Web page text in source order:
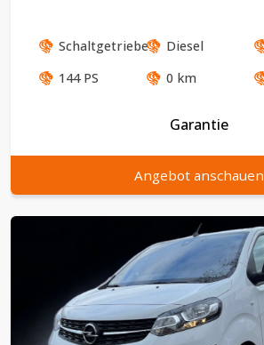
Schaltgetriebe Diesel
144PS 0 km
Garantie
Angebot anschauen